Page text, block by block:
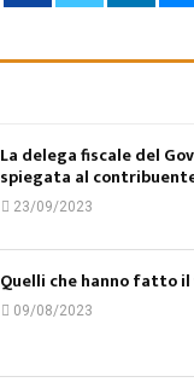
La delega fiscale del
spiegata al
23/09/2023
Quelli che hanno fatto
09/08/2023